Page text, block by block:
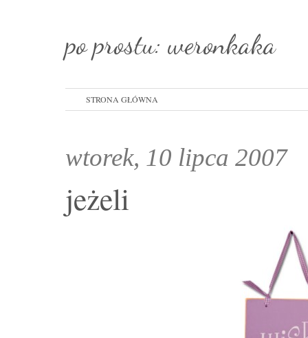
po prostu: weronkaka
STRONA GŁÓWNA
wtorek, 10 lipca 2007
jeżeli